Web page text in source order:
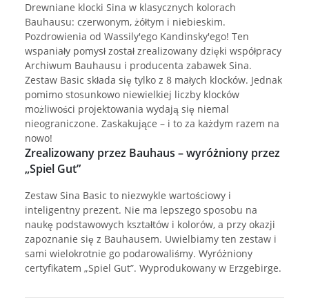
Drewniane klocki Sina w klasycznych kolorach
Bauhausu: czerwonym, żółtym i niebieskim.
Pozdrowienia od Wassily'ego Kandinsky'ego! Ten
wspaniały pomysł został zrealizowany dzięki współpracy
Archiwum Bauhausu i producenta zabawek Sina.
Zestaw Basic składa się tylko z 8 małych klocków. Jednak
pomimo stosunkowo niewielkiej liczby klocków
możliwości projektowania wydają się niemal
nieograniczone. Zaskakujące – i to za każdym razem na
nowo!
Zrealizowany przez Bauhaus – wyróżniony przez
„Spiel Gut”
Zestaw Sina Basic to niezwykle wartościowy i
inteligentny prezent. Nie ma lepszego sposobu na
naukę podstawowych kształtów i kolorów, a przy okazji
zapoznanie się z Bauhausem. Uwielbiamy ten zestaw i
sami wielokrotnie go podarowaliśmy. Wyróżniony
certyfikatem „Spiel Gut”. Wyprodukowany w Erzgebirge.